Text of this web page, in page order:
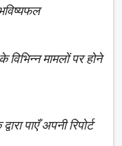
मामलों पर होने
पाएँ अपनी रिपोर्ट